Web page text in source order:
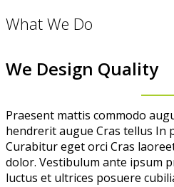
What We Do
We Design Quality
Praesent mattis commodo
hendrerit augue Cras tellus In
Curabitur eget orci Cras
dolor. Vestibulum ante ipsum
luctus et ultrices posuere